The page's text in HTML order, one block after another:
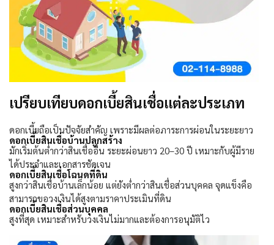
เปรียบเทียบดอกเบี้ยสินเชื่อแต่ละประเภท
ดอกเบี้ยถือเป็นปัจจัยสำคัญ เพราะมีผลต่อภาระการผ่อนในระยะยาว
ดอกเบี้ยสินเชื่อบ้านปลูกสร้าง
มักเริ่มต้นต่ำกว่าสินเชื่ออื่น ระยะผ่อนยาว 20–30 ปี เหมาะกับผู้มีราย
ได้ประจำและเอกสารชัดเจน
ดอกเบี้ยสินเชื่อโฉนดที่ดิน
สูงกว่าสินเชื่อบ้านเล็กน้อย แต่ยังต่ำกว่าสินเชื่อส่วนบุคคล จุดแข็งคือ
สามารถขอวงเงินได้สูงตามราคาประเมินที่ดิน
ดอกเบี้ยสินเชื่อส่วนบุคคล
สูงที่สุด เหมาะสำหรับวงเงินไม่มากและต้องการอนุมัติไว